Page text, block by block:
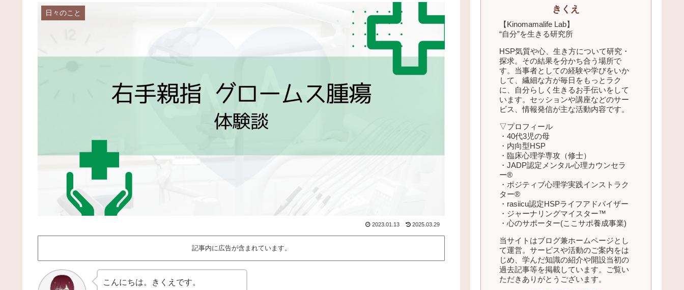
日々のこと
2023.01.13 2025.03.29
記事内に広告が含まれています。
こんにちは。きくえです。
きくえ
【Kinomamalife Lab】
“自分”を生きる研究所
HSP気質や心、生き方について研究・
探求。その結果を分かち合う場所で
す。当事者としての経験や学びをいか
して、繊細な方が毎日をもっとラク
に、自分らしく生きるお手伝いをして
います。セッションや講座などのサー
ビス、情報発信が主な活動内容です。
▽プロフィール
・40代3児の母
・内向型HSP
・臨床心理学専攻（修士）
・JADP認定メンタル心理カウンセラ
ー®
・ポジティブ心理学実践インストラク
ター®
・rasiicu認定HSPライフアドバイザー
・ジャーナリングマイスター™
・心のサポーター(ここサポ養成事業)
当サイトはブログ兼ホームページとし
て運営。サービスや活動のご案内をは
じめ、学んだ知識の紹介や開設当初の
過去記事等を掲載しています。ご覧い
ただきありがとうございます。